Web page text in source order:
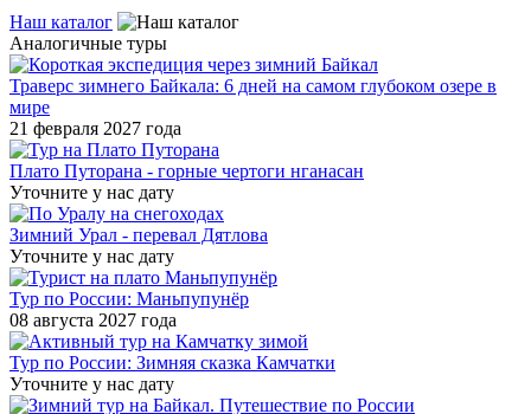
Наш каталог
Аналогичные туры
Траверс зимнего Байкала: 6 дней на самом глубоком озере в
мире
21 февраля 2027 года
Плато Путорана - горные чертоги нганасан
Уточните у нас дату
Зимний Урал - перевал Дятлова
Уточните у нас дату
Тур по России: Маньпупунёр
08 августа 2027 года
Тур по России: Зимняя сказка Камчатки
Уточните у нас дату